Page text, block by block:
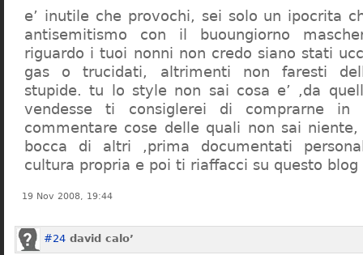
e’ inutile che provochi, sei solo un ipocrita
antisemitismo con il buoungiorno
riguardo i tuoi nonni non credo siano stati
gas o trucidati, altrimenti non faresti
stupide. tu lo style non sai cosa e’ ,da
vendesse ti consiglerei di comprarne in
commentare cose delle quali non sai
bocca di altri ,prima documentati
cultura propria e poi ti riaffacci su questo blog
19 Nov 2008, 19:44
#24 david calo’